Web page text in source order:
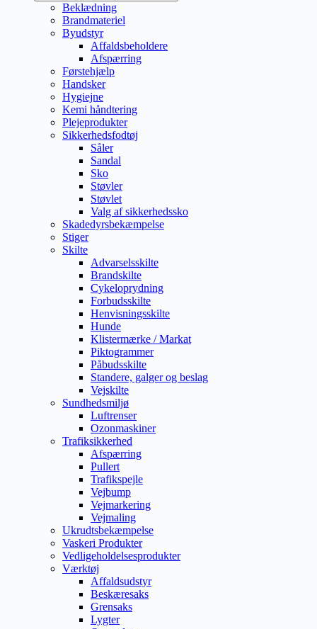
Beklædning
Brandmateriel
Byudstyr
Affaldsbeholdere
Afspærring
Førstehjælp
Handsker
Hygiejne
Kemi håndtering
Plejeprodukter
Sikkerhedsfodtøj
Såler
Sandal
Sko
Støvler
Støvlet
Valg af sikkerhedssko
Skadedyrsbekæmpelse
Stiger
Skilte
Advarselsskilte
Brandskilte
Cykeloprydning
Forbudsskilte
Henvisningsskilte
Hunde
Klistermærke / Markat
Piktogrammer
Påbudsskilte
Standere, galger og beslag
Vejskilte
Sundhedsmiljø
Luftrenser
Ozonmaskiner
Trafiksikkerhed
Afspærring
Pullert
Trafikspejle
Vejbump
Vejmarkering
Vejmaling
Ukrudtsbekæmpelse
Vaskeri Produkter
Vedligeholdelsesprodukter
Værktøj
Affaldsudstyr
Beskæresaks
Grensaks
Lygter